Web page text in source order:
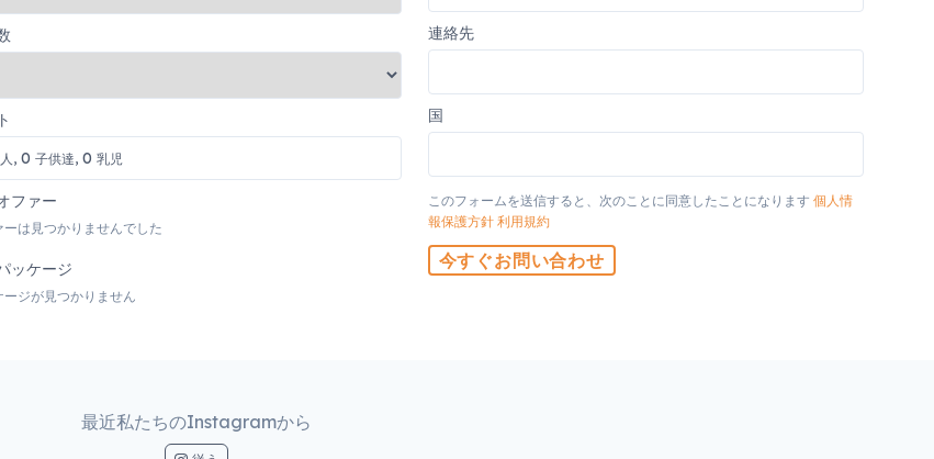
, 0 子供達, 0 乳児
ファー
ーは見つかりませんでした
ッケージ
ージが見つかりません
連絡先
国
このフォームを送信すると、次のことに同意したことになります 個人情
報保護方針 利用規約
今すぐお問い合わせ
最近私たちのInstagramから